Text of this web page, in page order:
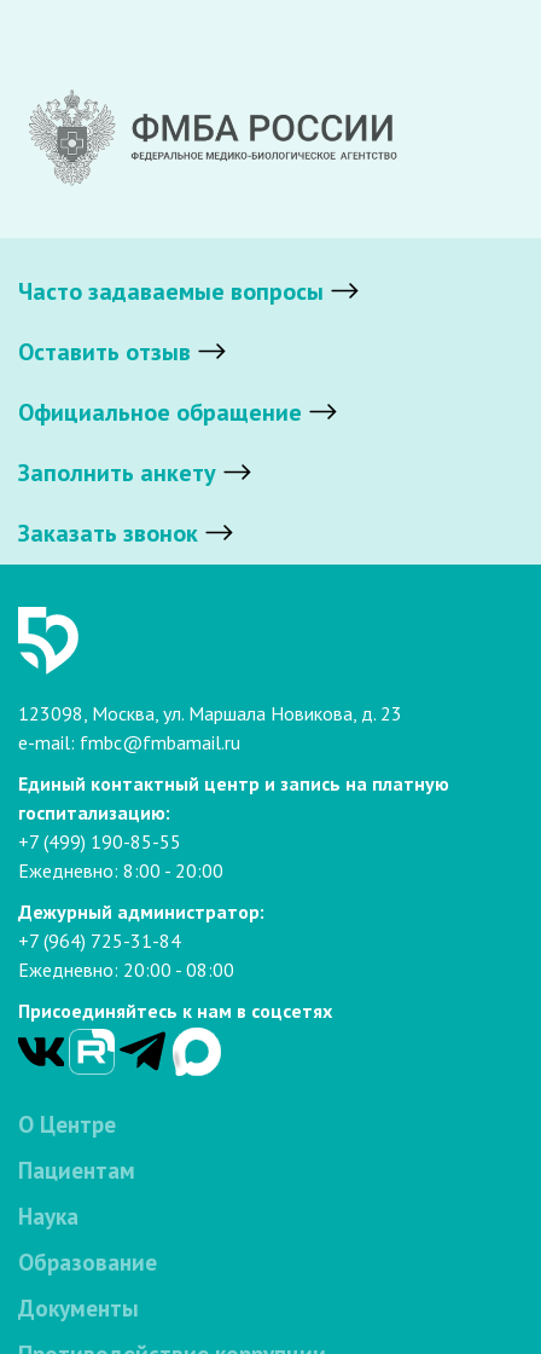
Часто задаваемые вопросы
Оставить отзыв
Официальное обращение
Заполнить анкету
Заказать звонок
123098, Москва, ул. Маршала Новикова, д. 23
e-mail: fmbc@fmbamail.ru
Единый контактный центр и запись на платную
госпитализацию:
+7 (499) 190-85-55
Ежедневно: 8:00 - 20:00
Дежурный администратор:
+7 (964) 725-31-84
Ежедневно: 20:00 - 08:00
Присоединяйтесь к нам в соцсетях
О Центре
Пациентам
Наука
Образование
Документы